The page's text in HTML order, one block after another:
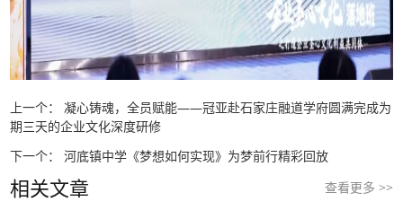
上一个：
凝心铸魂，全员赋能——冠亚赴石家庄融道学府圆满完成为
期三天的企业文化深度研修
下一个：
河底镇中学《梦想如何实现》为梦前行精彩回放
相关文章 查看更多 >>